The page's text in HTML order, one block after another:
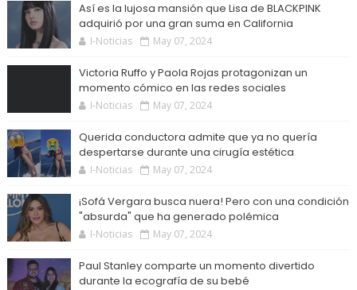
Así es la lujosa mansión que Lisa de BLACKPINK
adquirió por una gran suma en California
I-Noticias May 07, 2024
Victoria Ruffo y Paola Rojas protagonizan un
momento cómico en las redes sociales
I-Noticias May 07, 2024
Querida conductora admite que ya no quería
despertarse durante una cirugía estética
I-Noticias May 07, 2024
¡Sofá Vergara busca nuera! Pero con una condición
"absurda" que ha generado polémica
I-Noticias May 07, 2024
Paul Stanley comparte un momento divertido
durante la ecografía de su bebé